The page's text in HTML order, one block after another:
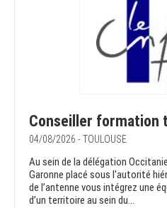
Conseiller formation
04/08/2026 - TOULOUSE
Au sein de la délégation
Garonne placé sous l'autorité
de l’antenne vous intégrez une
d’un territoire au sein du...